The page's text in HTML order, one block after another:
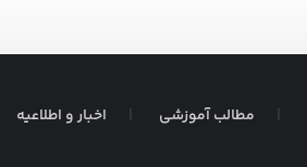
مطالب آموزشی اخبار و اطلاعیه